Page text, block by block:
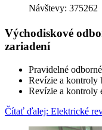
Návštevy: 375262
Východiskové
zariadení
Pravidelné
Revízie a kontroly
Revízie a kontroly
Čítať ďalej: Elektrické